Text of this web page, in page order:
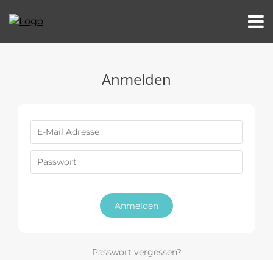
Anmelden
Anmelden
Passwort vergessen?